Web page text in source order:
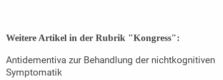
Weitere Artikel in der Rubrik "Kongress":
Antidementiva zur Behandlung der nichtkognitiven
Symptomatik